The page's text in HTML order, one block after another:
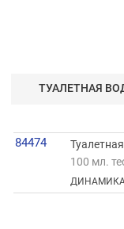
ТУАЛЕТНАЯ
84474
100 мл.